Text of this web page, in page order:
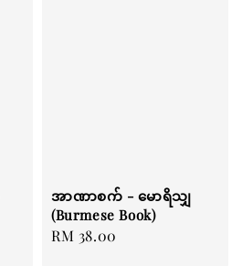
အာဏာစက် - မောရိသျှ
(Burmese Book)
Regular
RM 38.00